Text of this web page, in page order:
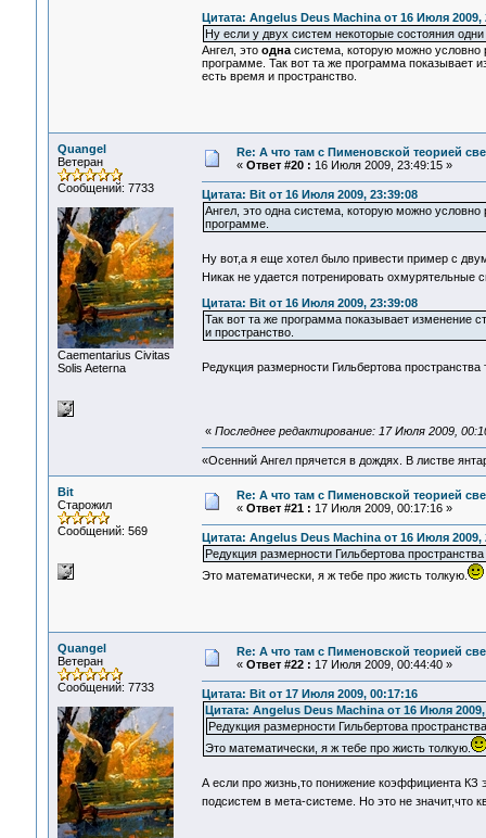
Цитата: Angelus Deus Machina от 16 Июля 2009,
Ну если у двух систем некоторые состояния
Ангел, это одна система, которую можно условно
программе. Так вот та же программа показывает
есть время и пространство.
Quangel
Ветеран
Сообщений: 7733
Сaementarius Civitas
Solis Aeterna
Re: А что там с Пименовской теорией
« Ответ #20 : 16 Июля 2009, 23:49:15 »
Цитата: Bit от 16 Июля 2009, 23:39:08
Ангел, это одна система, которую можно
программе.
Ну вот,а я еще хотел было привести пример с
Никак не удается потренировать
Цитата: Bit от 16 Июля 2009, 23:39:08
Так вот та же программа показывает изменение
и пространство.
Редукция размерности Гильбертова
« Последнее редактирование: 17 Июля 2009,
«Осенний Ангел прячется в дождях. В листве
Bit
Старожил
Сообщений: 569
Re: А что там с Пименовской теорией
« Ответ #21 : 17 Июля 2009, 00:17:16 »
Цитата: Angelus Deus Machina от 16 Июля 2009,
Редукция размерности Гильбертова
Это математически, я ж тебе про жисть толкую.
Quangel
Ветеран
Сообщений: 7733
Re: А что там с Пименовской теорией
« Ответ #22 : 17 Июля 2009, 00:44:40 »
Цитата: Bit от 17 Июля 2009, 00:17:16
Цитата: Angelus Deus Machina от 16 Июля
Редукция размерности Гильбертова
Это математически, я ж тебе про жисть толкую.
А если про жизнь,то понижение коэффициента КЗ
подсистем в мета-системе. Но это не значит,что